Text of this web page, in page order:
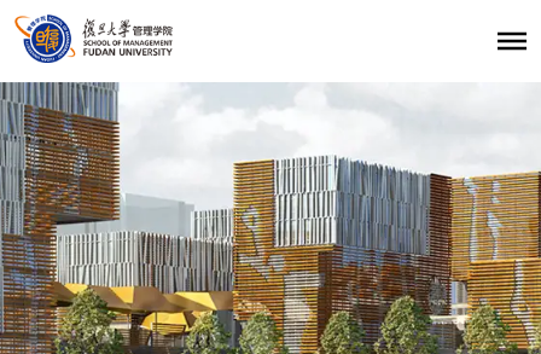
首页
招生报考
职业发展
学生发展